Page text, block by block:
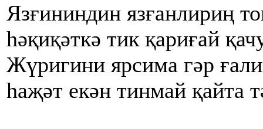
Язғининдин язғанлириң
һәқиқәткә тик қариғай
Жүригини ярсима гәр
һаҗәт екән тинмай қайта